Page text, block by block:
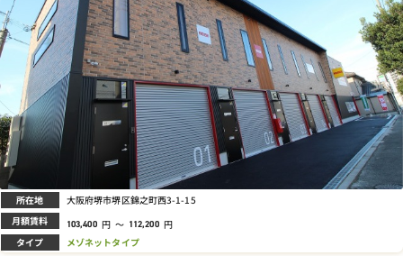
所在地 大阪府堺市堺区錦之町西3-1-15
月額賃料 103,400 円 ～ 112,200 円
タイプ メゾネットタイプ